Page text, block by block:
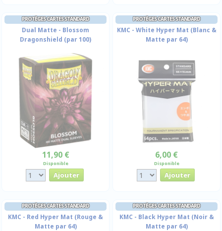
PROTÈGES CARTES STANDARD
Dual Matte - Blossom
Dragonshield (par 100)
11,90 €
Disponible
PROTÈGES CARTES STANDARD
KMC - White Hyper Mat (Blanc &
Matte par 64)
6,00 €
Disponible
PROTÈGES CARTES STANDARD
KMC - Red Hyper Mat (Rouge &
Matte par 64)
PROTÈGES CARTES STANDARD
KMC - Black Hyper Mat (Noir &
Matte par 64)